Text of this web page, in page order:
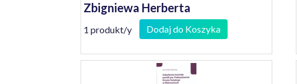
Zbigniewa Herberta
1 produkt/y Dodaj do Koszyka